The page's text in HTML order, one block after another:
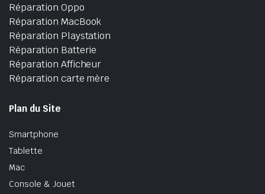
Réparation Oppo
Réparation MacBook
Réparation Playstation
Réparation Batterie
Réparation Afficheur
Réparation carte mère
Plan du Site
Smartphone
Tablette
Mac
Console & Jouet